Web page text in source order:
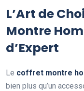
L’Art de
Montre
d’Expert
Le coffret montre
bien plus qu’un